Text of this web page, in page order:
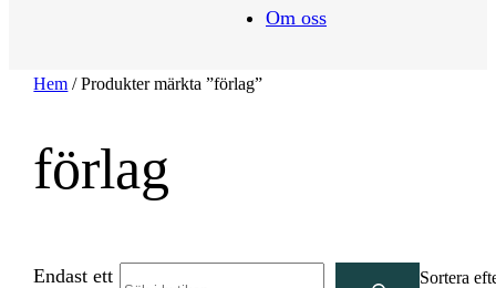
Om oss
Hem / Produkter märkta ”förlag”
förlag
Endast ett
Sortera